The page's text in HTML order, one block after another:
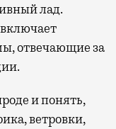
лад.
отвечающие за
и понять,
ветровки,